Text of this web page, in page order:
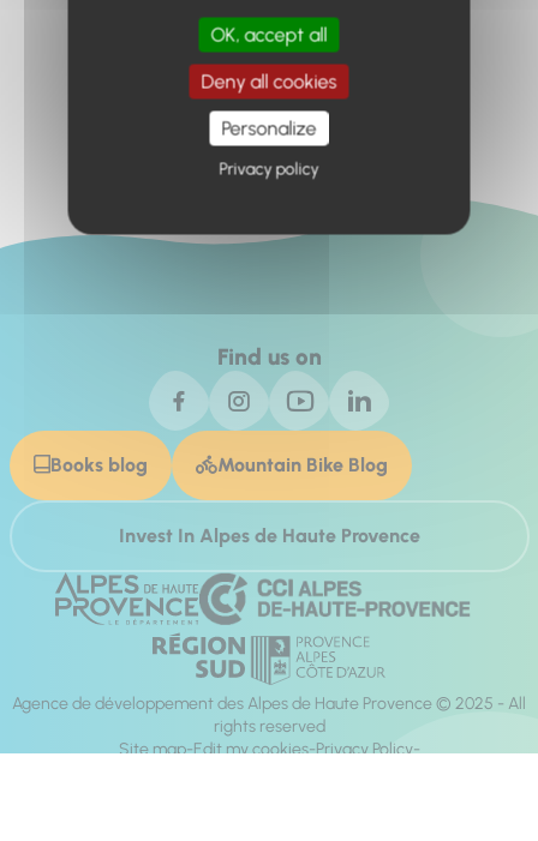
recherché.
Retour à l'accueil
Find us on
Books blog Mountain Bike Blog
Invest In Alpes de Haute Provence
Agence de développement des Alpes de Haute Provence © 2025 - All
rights reserved
Site map Edit my cookies Privacy Policy
OK, accept all
Deny all cookies
Personalize
Privacy policy